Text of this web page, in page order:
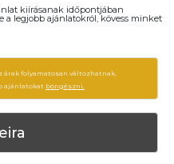
kiírásanak időpontjában
a legjobb ajánlatokról, kövess minket
árak folyamatosan változhatnak,
ajánlatokat böngészni.